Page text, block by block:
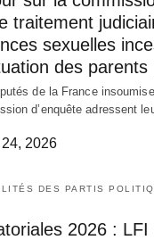
traitement
sexuelles
des
de la France
d’enquête adressent
2026
DES PARTIS
2026 :